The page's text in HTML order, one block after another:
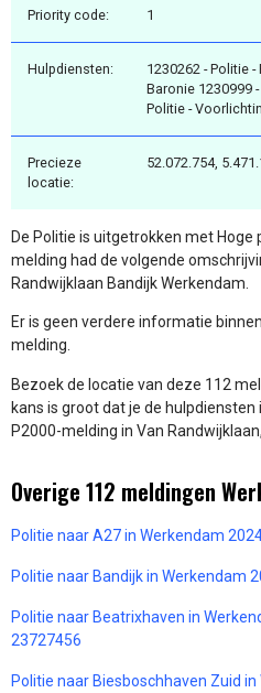
Priority code: 1
Hulpdiensten:
1230262 - Politie
Baronie 1230999
Politie -
Precieze
locatie:
52.072.754,
De Politie is uitgetrokken met Hoge
melding had de volgende
Randwijklaan Bandijk Werkendam.
Er is geen verdere informatie
melding.
Bezoek de locatie van deze 112
kans is groot dat je de
P2000-melding in Van
Overige 112 meldingen
Politie naar A27 in Werkendam
Politie naar Bandijk in Werkendam
Politie naar Beatrixhaven in
23727456
Politie naar Biesboschhaven Zuid